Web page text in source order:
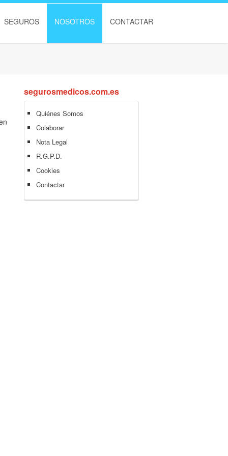
SEGUROS NOSOTROS CONTACTAR
segurosmedicos.com.es
Quiénes Somos
Colaborar
Nota Legal
R.G.P.D.
Cookies
Contactar